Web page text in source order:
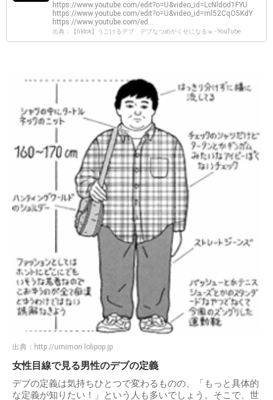
https://www.youtube.com/edit?o=U&video_id=LcNldod1FYU
https://www.youtube.com/edit?o=U&video_id=ml52CqO5KdY
https://www.youtube.com/ed...
出典：【tiktok】うごけるデブ デブなつめがくせになるｗ - YouTube
出典： http://umimori.lolipop.jp
女性目線で見る男性のデブの定義
デブの定義は気持ちひとつで変わるものの、「もっと具体的
な定義が知りたい！」という人も多いでしょう。そこで、世